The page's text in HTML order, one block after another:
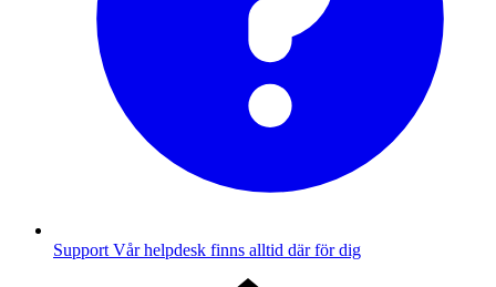
Support Vår helpdesk finns alltid där för dig